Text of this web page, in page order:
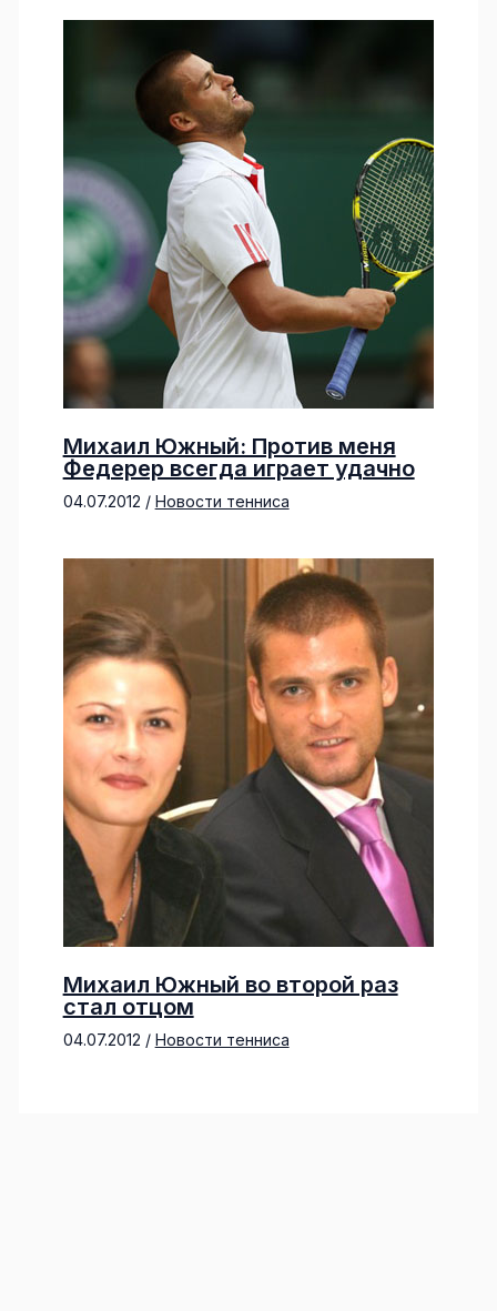
Михаил Южный: Против меня
Федерер всегда играет удачно
04.07.2012 / Новости тенниса
Михаил Южный во второй раз
стал отцом
04.07.2012 / Новости тенниса